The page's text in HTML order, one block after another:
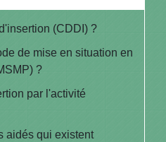
(CDDI) ?
de mise en situation en
?
par l'activité
aidés qui existent